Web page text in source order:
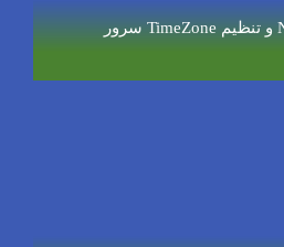
نصب و راه‌اندازی NTP و تنظیم TimeZone سرور